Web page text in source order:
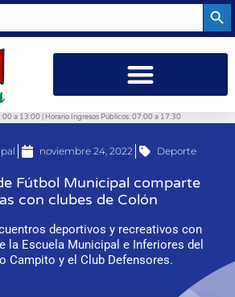
a 13:00 | Horario Ingresos Públicos: 07:00 a 17:30
noviembre 24, 2022 Deporte
Fútbol Municipal comparte
con clubes de Colón
deportivos y recreativos con
la Escuela Municipal e Inferiores del
Campito y el Club Defensores.